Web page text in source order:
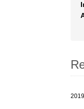
2019